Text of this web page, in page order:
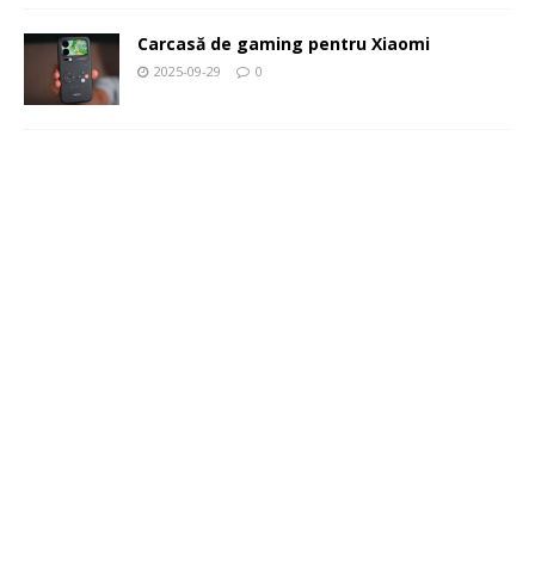
Carcasă de gaming pentru Xiaomi
2025-09-29 0